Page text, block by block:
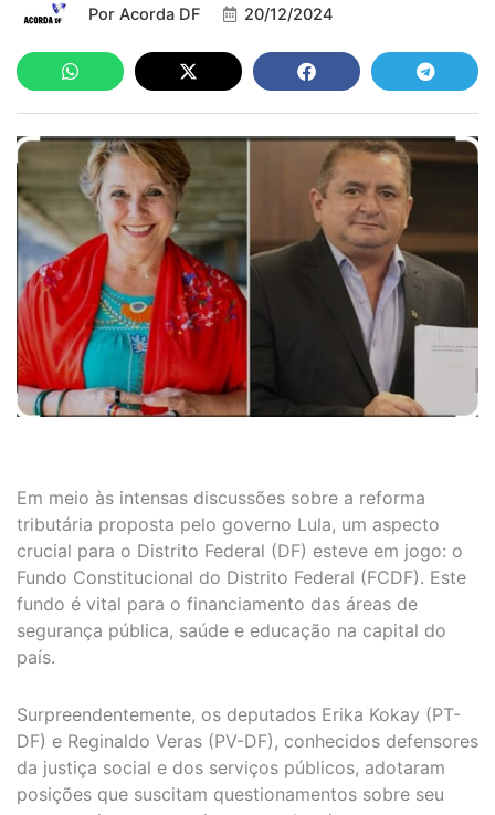
Por Acorda DF 20/12/2024
Em meio às intensas discussões sobre a reforma
tributária proposta pelo governo Lula, um aspecto
crucial para o Distrito Federal (DF) esteve em jogo: o
Fundo Constitucional do Distrito Federal (FCDF). Este
fundo é vital para o financiamento das áreas de
segurança pública, saúde e educação na capital do
país.
Surpreendentemente, os deputados Erika Kokay (PT-
DF) e Reginaldo Veras (PV-DF), conhecidos defensores
da justiça social e dos serviços públicos, adotaram
posições que suscitam questionamentos sobre seu